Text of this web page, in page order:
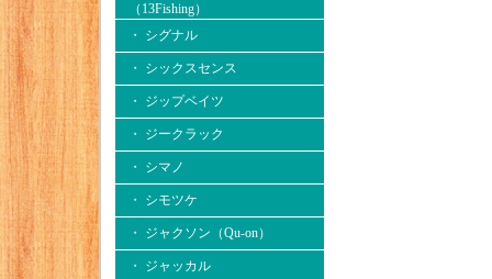
（13Fishing）
・ シグナル
・ シックスセンス
・ ジップベイツ
・ ジークラック
・ シマノ
・ シモツケ
・ ジャクソン（Qu-on）
・ ジャッカル